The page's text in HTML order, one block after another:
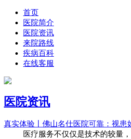
首页
医院简介
医院资讯
来院路线
疾病百科
在线客服
医院资讯
真实体验丨佛山名仕医院可靠：视患
医疗服务不仅仅是技术的较量